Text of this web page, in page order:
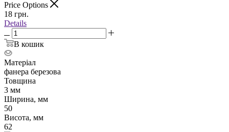
Price Options
18 грн.
Details
В кошик
Матеріал
фанера березова
Товщина
3 мм
Ширина, мм
50
Висота, мм
62